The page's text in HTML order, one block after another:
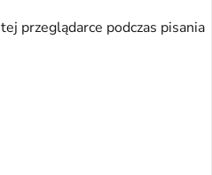
przeglądarce podczas pisania